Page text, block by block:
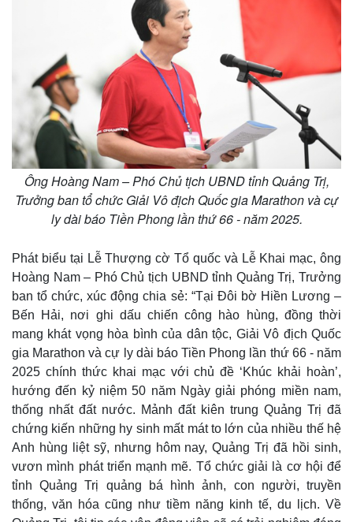
Thế giới
Quan sát
Cuộc sống đó đây
Hồ sơ
Multimedia
Video
Ảnh
E-Magazine
Infographic
Ông Hoàng Nam – Phó Chủ tịch UBND tỉnh Quảng Trị,
Trưởng ban tổ chức Giải Vô địch Quốc gia Marathon và cự
ly dài báo Tiền Phong lần thứ 66 - năm 2025.
Phát biểu tại Lễ Thượng cờ Tổ quốc và Lễ Khai mạc, ông
Hoàng Nam – Phó Chủ tịch UBND tỉnh Quảng Trị, Trưởng
ban tổ chức, xúc động chia sẻ: “Tại Đôi bờ Hiền Lương –
Bến Hải, nơi ghi dấu chiến công hào hùng, đồng thời
mang khát vọng hòa bình của dân tộc, Giải Vô địch Quốc
gia Marathon và cự ly dài báo Tiền Phong lần thứ 66 - năm
2025 chính thức khai mạc với chủ đề ‘Khúc khải hoàn’,
hướng đến kỷ niệm 50 năm Ngày giải phóng miền nam,
thống nhất đất nước. Mảnh đất kiên trung Quảng Trị đã
chứng kiến những hy sinh mất mát to lớn của nhiều thế hệ
Anh hùng liệt sỹ, nhưng hôm nay, Quảng Trị đã hồi sinh,
vươn mình phát triển mạnh mẽ. Tổ chức giải là cơ hội để
tỉnh Quảng Trị quảng bá hình ảnh, con người, truyền
thống, văn hóa cũng như tiềm năng kinh tế, du lịch. Về